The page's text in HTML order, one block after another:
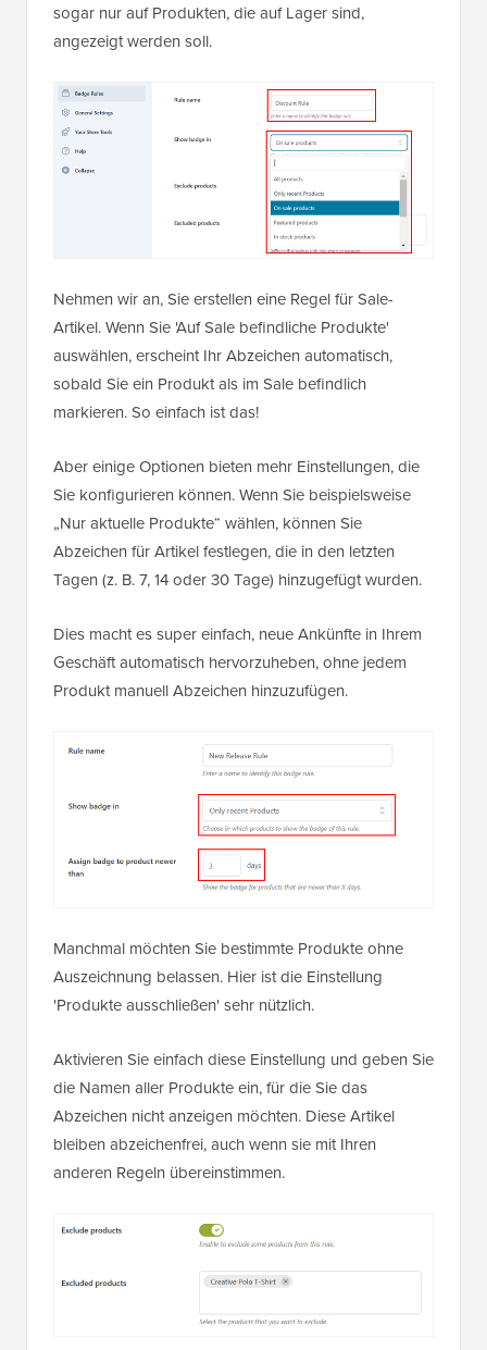
sogar nur auf Produkten, die auf Lager sind,
angezeigt werden soll.
Nehmen wir an, Sie erstellen eine Regel für Sale-
Artikel. Wenn Sie 'Auf Sale befindliche Produkte'
auswählen, erscheint Ihr Abzeichen automatisch,
sobald Sie ein Produkt als im Sale befindlich
markieren. So einfach ist das!
Aber einige Optionen bieten mehr Einstellungen, die
Sie konfigurieren können. Wenn Sie beispielsweise
„Nur aktuelle Produkte“ wählen, können Sie
Abzeichen für Artikel festlegen, die in den letzten
Tagen (z. B. 7, 14 oder 30 Tage) hinzugefügt wurden.
Dies macht es super einfach, neue Ankünfte in Ihrem
Geschäft automatisch hervorzuheben, ohne jedem
Produkt manuell Abzeichen hinzuzufügen.
Manchmal möchten Sie bestimmte Produkte ohne
Auszeichnung belassen. Hier ist die Einstellung
'Produkte ausschließen' sehr nützlich.
Aktivieren Sie einfach diese Einstellung und geben Sie
die Namen aller Produkte ein, für die Sie das
Abzeichen nicht anzeigen möchten. Diese Artikel
bleiben abzeichenfrei, auch wenn sie mit Ihren
anderen Regeln übereinstimmen.